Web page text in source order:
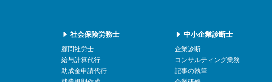
社会保険労務士
顧問社労士
給与計算代行
助成金申請代行
中小企業診断士
企業診断
コンサルティング業務
記事の執筆